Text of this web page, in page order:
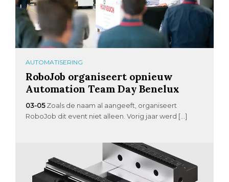
AUTOMATISERING
RoboJob organiseert opnieuw
Automation Team Day Benelux
03-05 Zoals de naam al aangeeft, organiseert
RoboJob dit event niet alleen. Vorig jaar werd […]